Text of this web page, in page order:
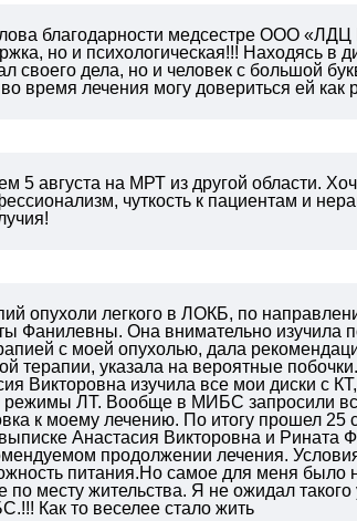
благодарности медсестре ООО
но и психологическая!!! Находясь в
своего дела, но и человек с большой
во время лечения могу довериться ей как
5 августа на МРТ из другой области.
чуткость к пациентам и
опухоли легкого в ЛОКБ, по
Фанилевны. Она внимательно изучила
с моей опухолью, дала
терапии, указала на вероятные
Викторовна изучила все мои диски с
режимы ЛТ. Вообще в МИБС запросили
к моему лечению. По итогу прошел
Анастасия Викторовна и
продолжении лечения.
питания.Но самое для меня
по месту жительства. Я не ожидал
Как то веселее стало жить